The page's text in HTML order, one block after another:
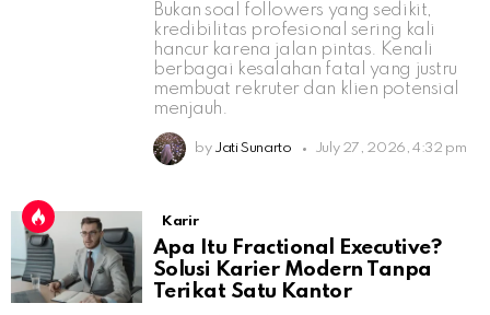
Bukan soal followers yang sedikit,
kredibilitas profesional sering kali
hancur karena jalan pintas. Kenali
berbagai kesalahan fatal yang justru
membuat rekruter dan klien potensial
menjauh.
by Jati Sunarto July 27, 2026, 4:32 pm
Karir
Apa Itu Fractional Executive?
Solusi Karier Modern Tanpa
Terikat Satu Kantor